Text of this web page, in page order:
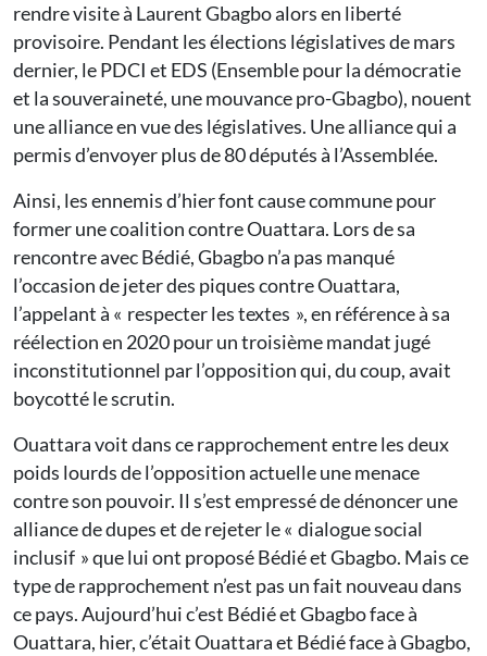
rendre visite à Laurent Gbagbo alors en liberté
provisoire. Pendant les élections législatives de mars
dernier, le PDCI et EDS (Ensemble pour la démocratie
et la souveraineté, une mouvance pro-Gbagbo), nouent
une alliance en vue des législatives. Une alliance qui a
permis d’envoyer plus de 80 députés à l’Assemblée.
Ainsi, les ennemis d’hier font cause commune pour
former une coalition contre Ouattara. Lors de sa
rencontre avec Bédié, Gbagbo n’a pas manqué
l’occasion de jeter des piques contre Ouattara,
l’appelant à « respecter les textes », en référence à sa
réélection en 2020 pour un troisième mandat jugé
inconstitutionnel par l’opposition qui, du coup, avait
boycotté le scrutin.
Ouattara voit dans ce rapprochement entre les deux
poids lourds de l’opposition actuelle une menace
contre son pouvoir. Il s’est empressé de dénoncer une
alliance de dupes et de rejeter le « dialogue social
inclusif » que lui ont proposé Bédié et Gbagbo. Mais ce
type de rapprochement n’est pas un fait nouveau dans
ce pays. Aujourd’hui c’est Bédié et Gbagbo face à
Ouattara, hier, c’était Ouattara et Bédié face à Gbagbo,